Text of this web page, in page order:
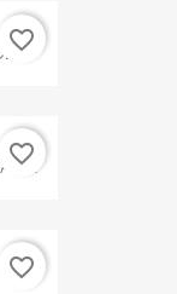
favorite_border
T...
favorite_border
favorite_border